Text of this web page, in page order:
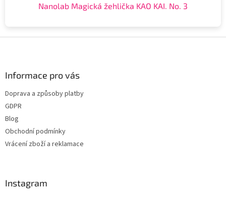
Nanolab Magická žehlička KAO KAI. No. 3
Informace pro vás
Doprava a způsoby platby
GDPR
Blog
Obchodní podmínky
Vrácení zboží a reklamace
Instagram